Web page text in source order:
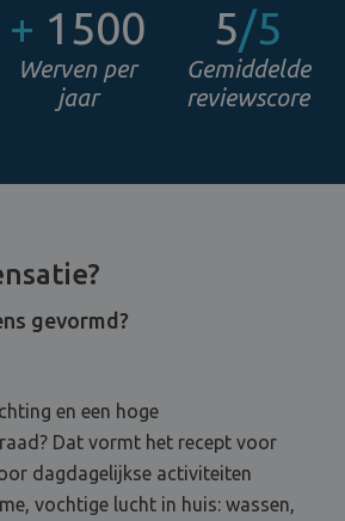
+ 1500
Werven per
jaar
5/5
Gemiddelde
reviewscore
gevormd?
en een hoge
Dat vormt het recept voor
dagdagelijkse activiteiten
vochtige lucht in huis: wassen,